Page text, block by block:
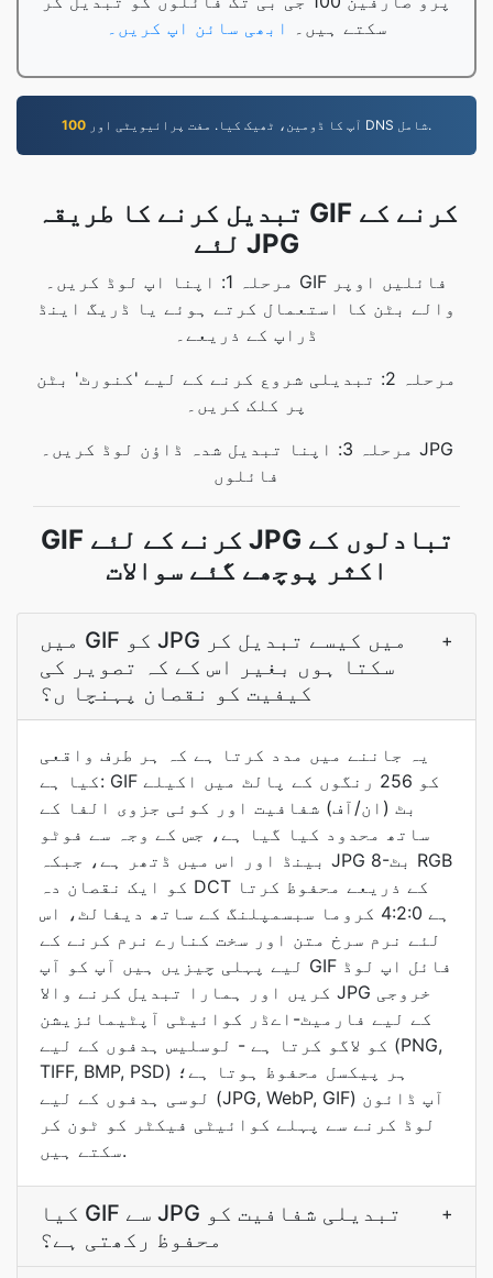
سکتے ہیں۔ ابھی سائن اپ کریں۔
100 آپ کا ڈومین، ٹھیک کیا. مفت پرائیویٹی اور DNS شامل.
تبدیل کرنے کا طریقہ GIF کرنے کے
لئے JPG
مرحلہ 1: اپنا اپ لوڈ کریں۔ GIF فائلیں اوپر
والے بٹن کا استعمال کرتے ہوئے یا ڈریگ اینڈ
ڈراپ کے ذریعے۔
مرحلہ 2: تبدیلی شروع کرنے کے لیے 'کنورٹ' بٹن
پر کلک کریں۔
مرحلہ 3: اپنا تبدیل شدہ ڈاؤن لوڈ کریں۔ JPG
فائلوں
GIF کرنے کے لئے JPG تبادلوں کے
اکثر پوچھے گئے سوالات
میں GIF کو JPG میں کیسے تبدیل کر
سکتا ہوں بغیر اس کے کہ تصویر کی
کیفیت کو نقصان پہنچا ں؟
+
یہ جاننے میں مدد کرتا ہے کہ ہر طرف واقعی
کیا ہے: GIF کو 256 رنگوں کے پالٹ میں اکیلے
بٹ (ان/آف) شفافیت اور کوئی جزوی الفا کے
ساتھ محدود کیا گیا ہے، جس کے وجہ سے فوٹو
بینڈ اور اس میں ڈتھر ہے، جبکہ JPG 8-بٹ RGB
کو ایک نقصان دہ DCT کے ذریعے محفوظ کرتا
ہے 4:2:0 کروما سبسمپلنگ کے ساتھ دیفالٹ، اس
لئے نرم سرخ متن اور سخت کنارے نرم کرنے کے
لیے پہلی چیزیں ہیں آپ کو آپ GIF فائل اپ لوڈ
کریں اور ہمارا تبدیل کرنے والا JPG خروجی
کے لیے فارمیٹ-اےڈر کوائیٹی آپٹیمائزیشن
کو لاگو کرتا ہے - لوسلیس ہدفوں کے لیے (PNG,
TIFF, BMP, PSD) ہر پیکسل محفوظ ہوتا ہے؛
لوسی ہدفوں کے لیے (JPG, WebP, GIF) آپ ڈائون
لوڈ کرنے سے پہلے کوائیٹی فیکٹر کو ٹون کر
سکتے ہیں.
کیا GIF سے JPG تبدیلی شفافیت کو
محفوظ رکھتی ہے؟
+